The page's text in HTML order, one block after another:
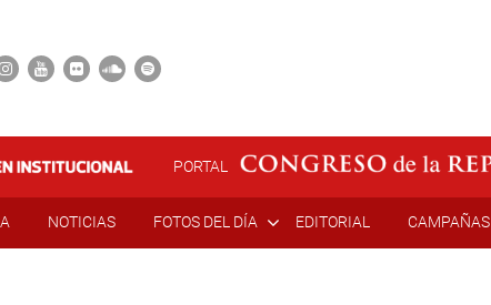
PORTAL
NOTICIAS FOTOS DEL DÍA EDITORIAL CAMPAÑAS